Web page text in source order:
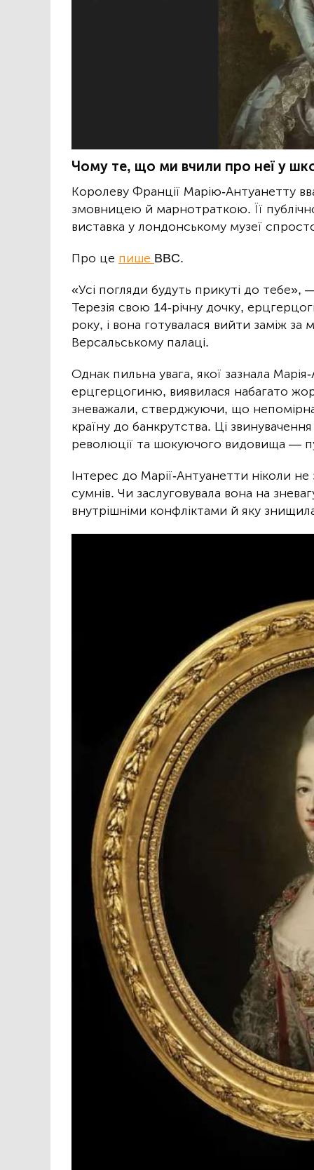
Чому те, що ми вчили про неї у
Королеву Франції Марію-Антуанетту
змовницею й марнотраткою. Її
виставка у лондонському музеї
Про це пише BBC.
«Усі погляди будуть прикуті до
Терезія свою 14-річну дочку,
року, і вона готувалася вийти заміж
Версальському палаці.
Однак пильна увага, якої зазнала
ерцгерцогиню, виявилася набагато
зневажали, стверджуючи, що
країну до банкрутства. Ці
революції та шокуючого видовища —
Інтерес до Марії-Антуанетти ніколи не
сумнів. Чи заслуговувала вона на
внутрішніми конфліктами й яку